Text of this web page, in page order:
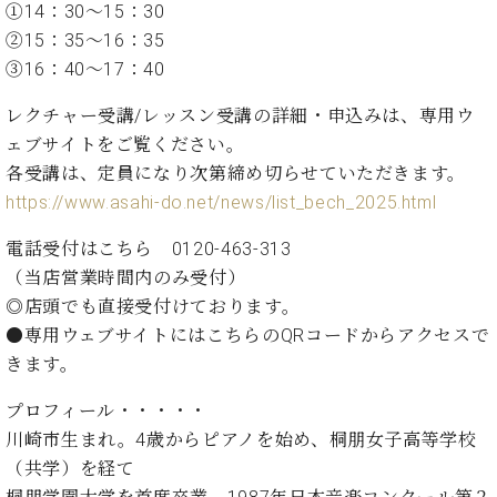
ノ
C.
ヒ
シ
ュ
イ
ン
コ
ン
サ
ー
ッ
プ
ス
タ
ジ
納
入
実
績
音
楽
教
室
ご
用
者
の
ベ
ン
ト
コ
ン
ク
ー
ル
音
楽
教
セ
ン
ト
ム
東
京
長
ご
拶
展
示
報
ホー
ル・
スタ
①14：30～15：30
②15：35～16：35
③16：40～17：40
レクチャー受講/レッスン受講の詳細・申込みは、専用ウ
ェブサイトをご覧ください。
各受講は、定員になり次第締め切らせていただきます。
https://www.asahi-do.net/news/list_bech_2025.html
電話受付はこちら 0120-463-313
（当店営業時間内のみ受付）
◎店頭でも直接受付けております。
●専用ウェブサイトにはこちらのQRコードからアクセスで
きます。
プロフィール・・・・・
川崎市生まれ。4歳からピアノを始め、桐朋女子高等学校
（共学）を経て